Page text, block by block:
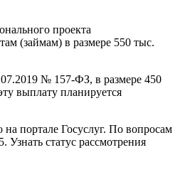
проекта
(займам) в размере 550 тыс.
№ 157-ФЗ, в размере 450
выплату планируется
портале Госуслуг. По вопросам
статус рассмотрения